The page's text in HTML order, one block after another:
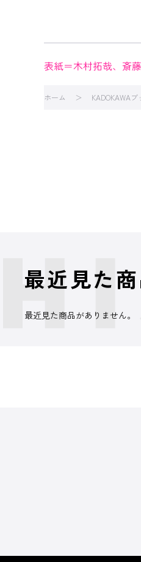
表紙＝木村拓哉、斎
ホーム KADOKAWA
最近見た
最近見た商品がありません。